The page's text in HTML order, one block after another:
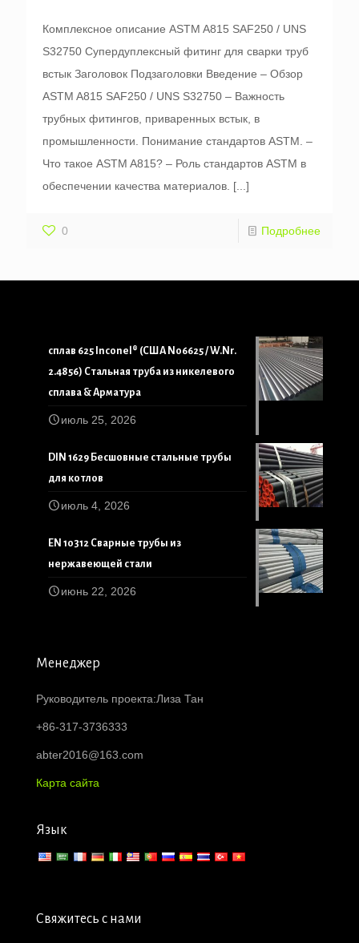
Комплексное описание ASTM A815 SAF250 / UNS
S32750 Супердуплексный фитинг для сварки труб
встык Заголовок Подзаголовки Введение – Обзор
ASTM A815 SAF250 / UNS S32750 – Важность
трубных фитингов, приваренных встык, в
промышленности. Понимание стандартов ASTM. –
Что такое ASTM A815? – Роль стандартов ASTM в
обеспечении качества материалов. [...]
0 Подробнее
сплав 625 Inconel® (США N06625 / W.Nr.
2.4856) Стальная труба из никелевого
сплава & Арматура
июль 25, 2026
DIN 1629 Бесшовные стальные трубы
для котлов
июль 4, 2026
EN 10312 Сварные трубы из
нержавеющей стали
июнь 22, 2026
Менеджер
Руководитель проекта:Лиза Тан
+86-317-3736333
abter2016@163.com
Карта сайта
Язык
Свяжитесь с нами